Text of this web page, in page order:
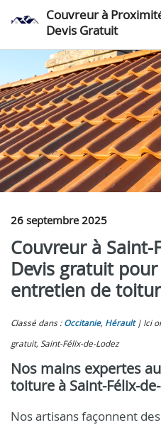
Couvreur à
Devis Gratuit
26 septembre 2025
Couvreur à
Devis gratuit
entretien de
Classé dans : Occitanie, Hérault
Ici
gratuit, Saint-Félix-de-Lodez
Nos mains expertes
toiture à Saint-Félix-
Nos artisans façonnent